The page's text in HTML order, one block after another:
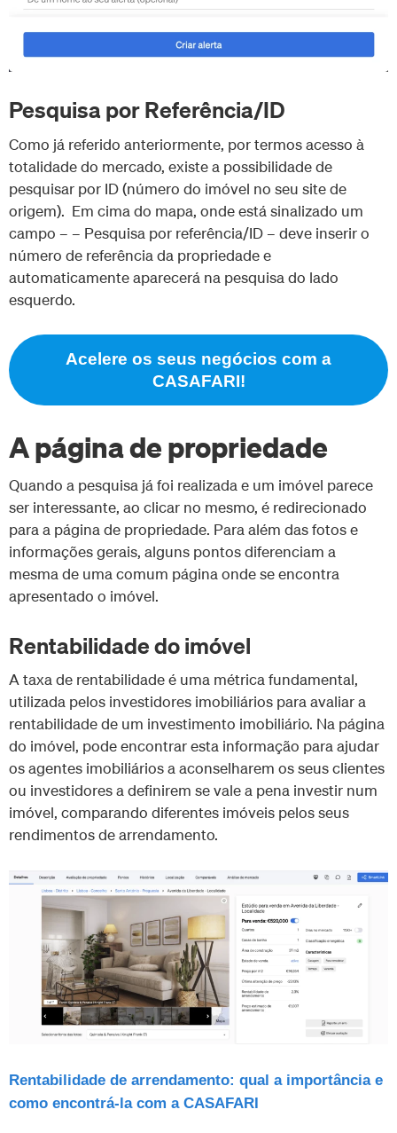
Pesquisa por Referência/ID
Como já referido anteriormente, por termos acesso à
totalidade do mercado, existe a possibilidade de
pesquisar por ID (número do imóvel no seu site de
origem). Em cima do mapa, onde está sinalizado um
campo – – Pesquisa por referência/ID – deve inserir o
número de referência da propriedade e
automaticamente aparecerá na pesquisa do lado
esquerdo.
Acelere os seus negócios com a
CASAFARI!
A página de propriedade
Quando a pesquisa já foi realizada e um imóvel parece
ser interessante, ao clicar no mesmo, é redirecionado
para a página de propriedade. Para além das fotos e
informações gerais, alguns pontos diferenciam a
mesma de uma comum página onde se encontra
apresentado o imóvel.
Rentabilidade do imóvel
A taxa de rentabilidade é uma métrica fundamental,
utilizada pelos investidores imobiliários para avaliar a
rentabilidade de um investimento imobiliário. Na página
do imóvel, pode encontrar esta informação para ajudar
os agentes imobiliários a aconselharem os seus clientes
ou investidores a definirem se vale a pena investir num
imóvel, comparando diferentes imóveis pelos seus
rendimentos de arrendamento.
Rentabilidade de arrendamento: qual a importância e
como encontrá-la com a CASAFARI